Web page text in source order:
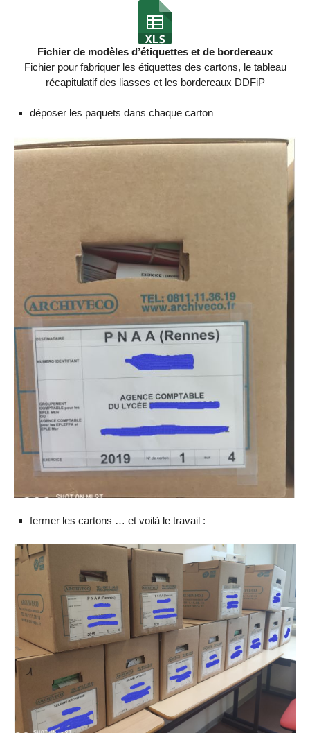
Fichier de modèles d’étiquettes et de bordereaux
Fichier pour fabriquer les étiquettes des cartons, le tableau
récapitulatif des liasses et les bordereaux DDFiP
déposer les paquets dans chaque carton
fermer les cartons … et voilà le travail :